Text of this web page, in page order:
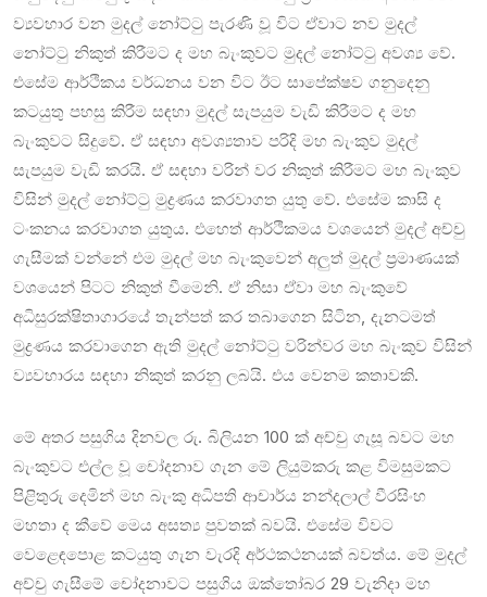
ව්‍යවහාර වන මුදල් නෝට්ටු පැරණි වූ විට ඒවාට නව මුදල්
නෝට්ටු නිකුත් කිරීමට ද මහ බැංකුවට මුදල් නෝට්ටු අවශ්‍ය වේ.
එසේම ආර්ථිකය වර්ධනය වන විට ඊට සාපේක්ෂව ගනුදෙනු
කටයුතු පහසු කිරීම සඳහා මුදල් සැපයුම වැඩි කිරීමට ද මහ
බැංකුවට සිදුවේ. ඒ සඳහා අවශ්‍යතාව පරිදි මහ බැංකුව මුදල්
සැපයුම වැඩි කරයි. ඒ සඳහා වරින් වර නිකුත් කිරීමට මහ බැංකුව
විසින් මුදල් නෝට්ටු මුද්‍රණය කරවාගත යුතු වේ. එසේම කාසි ද
ටංකනය කරවාගත යුතුය. එහෙත් ආර්ථිකමය වශයෙන් මුදල් අච්චු
ගැසීමක් වන්නේ එම මුදල් මහ බැංකුවෙන් අලුත් මුදල් ප්‍රමාණයක්
වශයෙන් පිටට නිකුත් වීමෙනි. ඒ නිසා ඒවා මහ බැංකුවේ
අධිසුරක්ෂිතාගාරයේ තැන්පත් කර තබාගෙන සිටින, දැනටමත්
මුද්‍රණය කරවාගෙන ඇති මුදල් නෝට්ටු වරින්වර මහ බැංකුව විසින්
ව්‍යවහාරය සඳහා නිකුත් කරනු ලබයි. එය වෙනම කතාවකි.
මේ අතර පසුගිය දිනවල රු. බිලියන 100 ක් අච්චු ගැසූ බවට මහ
බැංකුවට එල්ල වූ චෝදනාව ගැන මේ ලියුම්කරු කළ විමසුමකට
පිළිතුරු දෙමින් මහ බැංකු අධිපති ආචාර්ය නන්දලාල් වීරසිංහ
මහතා ද කීවේ මෙය අසත්‍ය පුවතක් බවයි. එසේම විවට
වෙළෙඳපොළ කටයුතු ගැන වැරදි අර්ථකථනයක් බවත්ය. මේ මුදල්
අච්චු ගැසීමේ චෝදනාවට පසුගිය ඔක්තෝබර 29 වැනිදා මහ